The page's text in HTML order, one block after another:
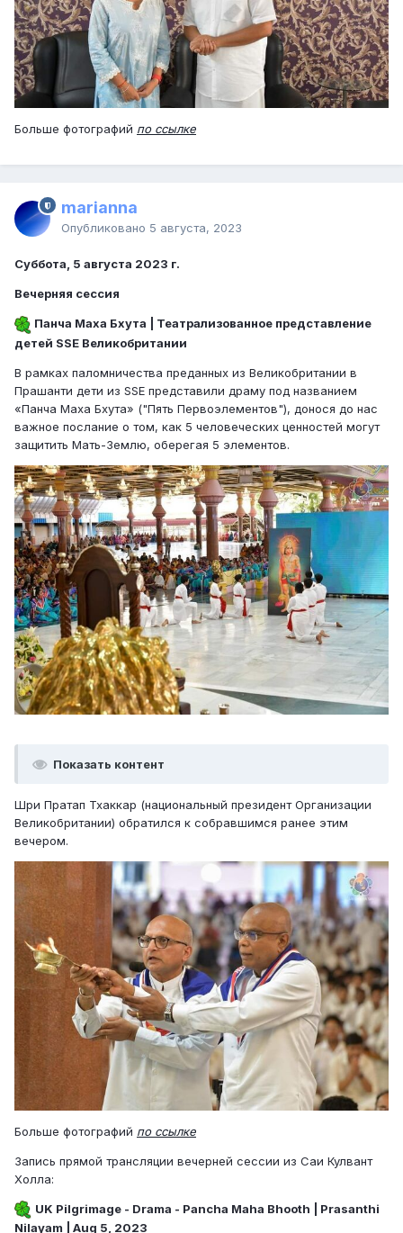
Больше фотографий по ссылке
marianna
Опубликовано 5 августа, 2023
Суббота, 5 августа 2023 г.
Вечерняя сессия
Панча Маха Бхута | Театрализованное представление
детей SSE Великобритании
В рамках паломничества преданных из Великобритании в
Прашанти дети из SSE представили драму под названием
«Панча Маха Бхута» ("Пять Первоэлементов"), донося до нас
важное послание о том, как 5 человеческих ценностей могут
защитить Мать-Землю, оберегая 5 элементов.
Показать контент
Шри Пратап Тхаккар (национальный президент Организации
Великобритании) обратился к собравшимся ранее этим
вечером.
Больше фотографий по ссылке
Запись прямой трансляции вечерней сессии из Саи Кулвант
Холла:
UK Pilgrimage - Drama - Pancha Maha Bhooth | Prasanthi
Nilayam | Aug 5, 2023